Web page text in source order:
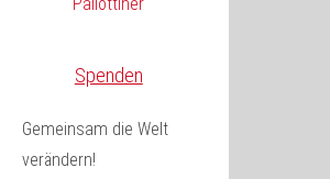
Spenden
Gemeinsam die Welt
verändern!